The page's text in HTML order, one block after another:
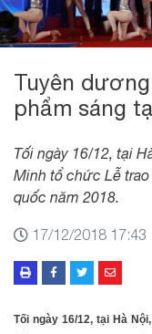
Tuyên
phẩm sáng
Tối ngày 16/12, tại
Minh tổ chức Lễ trao
quốc năm 2018.
17/12/2018 17:43
Tối ngày 16/12, tại Hà